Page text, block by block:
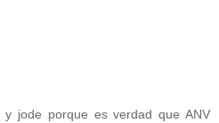
jode porque es verdad que ANV